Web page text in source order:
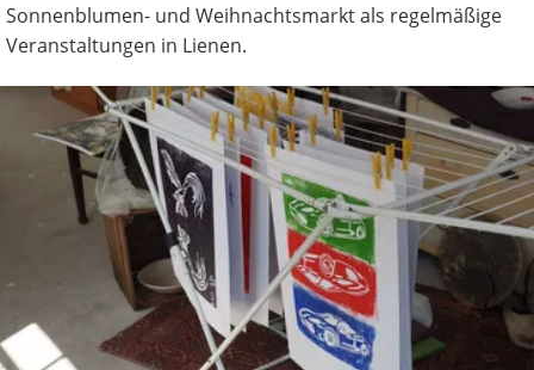
Sonnenblumen- und Weihnachtsmarkt als regelmäßige
Veranstaltungen in Lienen.